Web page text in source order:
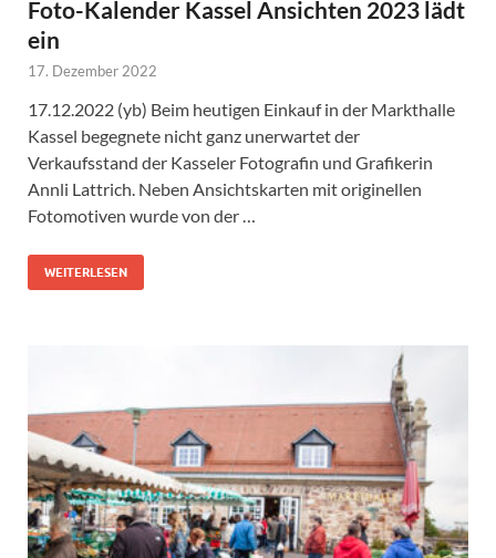
Foto-Kalender Kassel Ansichten 2023 lädt
ein
17. Dezember 2022
17.12.2022 (yb) Beim heutigen Einkauf in der Markthalle
Kassel begegnete nicht ganz unerwartet der
Verkaufsstand der Kasseler Fotografin und Grafikerin
Annli Lattrich. Neben Ansichtskarten mit originellen
Fotomotiven wurde von der …
WEITERLESEN